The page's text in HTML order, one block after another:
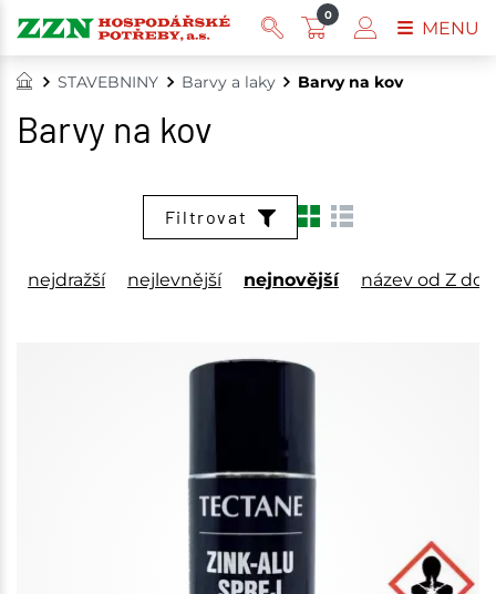
STAVEBNINY Barvy a laky Barvy na kov
Barvy na kov
Filtrovat
nejdražší nejlevnější nejnovější název od Z do
0
MENU